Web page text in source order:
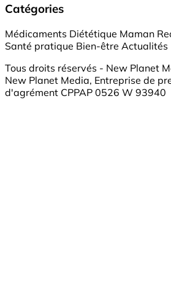
Catégories
Médicaments Diététique Maman
Santé pratique Bien-être Actualités
Tous droits réservés - New Planet
New Planet Media, Entreprise de
d'agrément CPPAP 0526 W 93940